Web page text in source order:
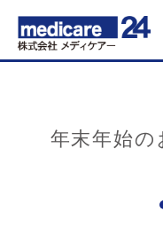
年末年始の